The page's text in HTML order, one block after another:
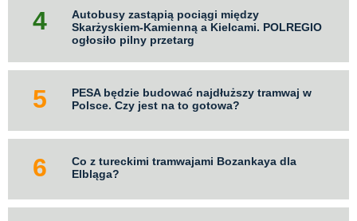
Autobusy zastąpią pociągi między
Skarżyskiem-Kamienną a Kielcami. POLREGIO
ogłosiło pilny przetarg
PESA będzie budować najdłuższy tramwaj w
Polsce. Czy jest na to gotowa?
Co z tureckimi tramwajami Bozankaya dla
Elbląga?